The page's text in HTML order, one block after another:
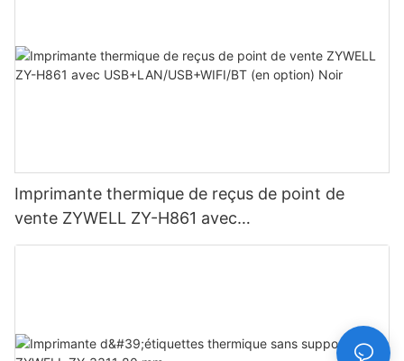
Imprimante thermique de reçus de point de
vente ZYWELL ZY-H861 avec
USB+LAN/USB+WIFI/BT (en option) Noir